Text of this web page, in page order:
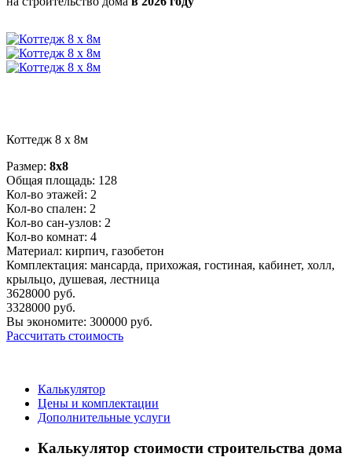
Коттедж 8 x 8м
Размер: 8x8
Общая площадь: 128
Кол-во этажей: 2
Кол-во спален: 2
Кол-во сан-узлов: 2
Кол-во комнат: 4
Материал: кирпич, газобетон
Комплектация: мансарда, прихожая, гостиная, кабинет, холл,
крыльцо, душевая, лестница
3628000 руб.
3328000 руб.
Вы экономите: 300000 руб.
Рассчитать стоимость
Калькулятор
Цены и комплектации
Дополнительные услуги
Калькулятор стоимости строительства дома